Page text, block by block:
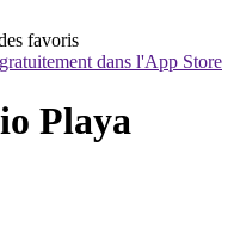
favoris
dans l'App Store
Playa